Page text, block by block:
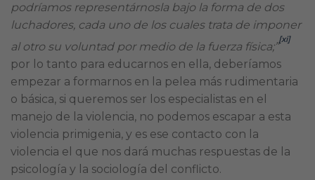
podríamos representárnosla bajo la forma de dos
luchadores, cada uno de los cuales trata de imponer
al otro su voluntad por medio de la fuerza física;”
[xi]
por lo tanto para educarnos en ella, deberíamos
empezar a formarnos en la pelea más rudimentaria
o básica, si queremos ser los especialistas en el
manejo de la violencia, no podemos escapar a esta
violencia primigenia, y es ese contacto con la
violencia el que nos dará muchas respuestas de la
psicología y la sociología del conflicto.